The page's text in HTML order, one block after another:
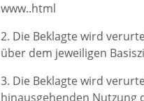
www..html
2. Die Beklagte wird
über dem jeweiligen
3. Die Beklagte wird
hinausgehenden Nutzung